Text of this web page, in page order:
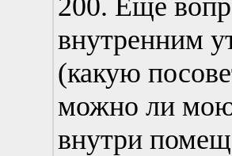
200. Еще
внутренним
(какую
можно ли мою
внутри